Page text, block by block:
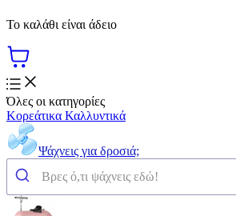
Το καλάθι είναι άδειο
Όλες οι κατηγορίες
Κορεάτικα Καλλυντικά
Ψάχνεις για δροσιά;